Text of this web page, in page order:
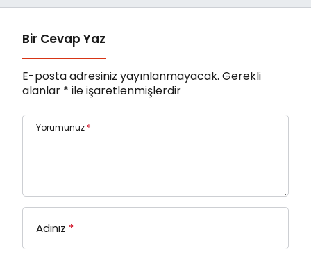
Bir Cevap Yaz
E-posta adresiniz yayınlanmayacak. Gerekli
alanlar * ile işaretlenmişlerdir
Yorumunuz *
Adınız *